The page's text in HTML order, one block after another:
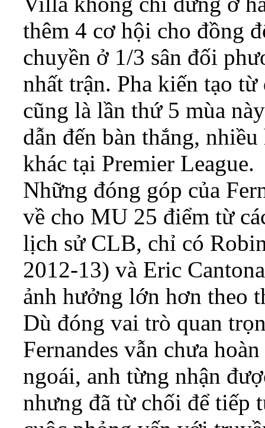
thêm 4 cơ hội cho đồng
chuyền ở 1/3 sân đối
nhất trận. Pha kiến tạo
cũng là lần thứ 5 mùa
dẫn đến bàn thắng,
khác tại Premier League.
Những đóng góp của
về cho MU 25 điểm từ
lịch sử CLB, chỉ có
2012-13) và Eric
ảnh hưởng lớn hơn theo
Dù đóng vai trò quan
Fernandes vẫn chưa
ngoái, anh từng nhận
nhưng đã từ chối để tiếp